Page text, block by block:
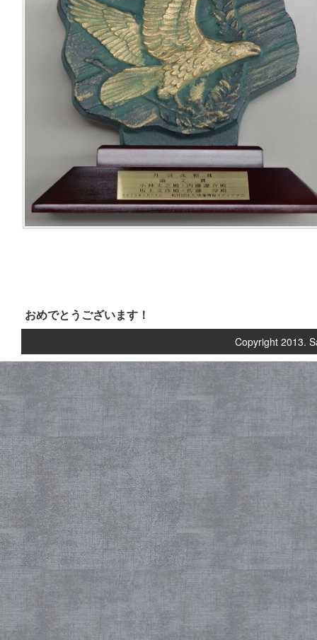
おめでとうございます！
Copyright 2013.